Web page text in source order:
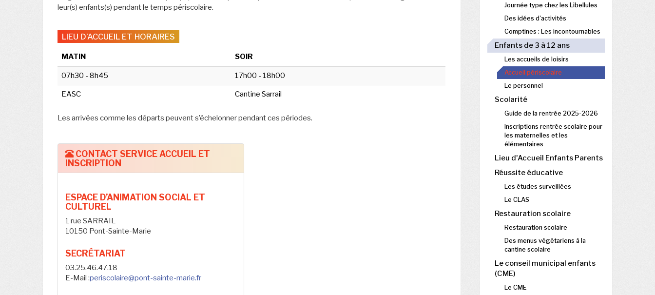
leur(s) enfants(s) pendant le temps périscolaire.
LIEU D’ACCUEIL ET HORAIRES
MATIN SOIR
07h30 - 8h45 17h00 - 18h00
EASC Cantine Sarrail
Les arrivées comme les départs peuvent s’échelonner pendant ces périodes.
CONTACT SERVICE ACCUEIL ET
INSCRIPTION
ESPACE D’ANIMATION SOCIAL ET
CULTUREL
1 rue SARRAIL
10150 Pont-Sainte-Marie
SECRÉTARIAT
03.25.46.47.18
E-Mail :periscolaire@pont-sainte-marie.fr
Journée type chez les Libellules
Des idées d'activités
Comptines : Les incontournables
Enfants de 3 à 12 ans
Les accueils de loisirs
Accueil périscolaire
Le personnel
Scolarité
Guide de la rentrée 2025-2026
Inscriptions rentrée scolaire pour
les maternelles et les
élémentaires
Lieu d'Accueil Enfants Parents
Réussite éducative
Les études surveillées
Le CLAS
Restauration scolaire
Restauration scolaire
Des menus végétariens à la
cantine scolaire
Le conseil municipal enfants
(CME)
Le CME